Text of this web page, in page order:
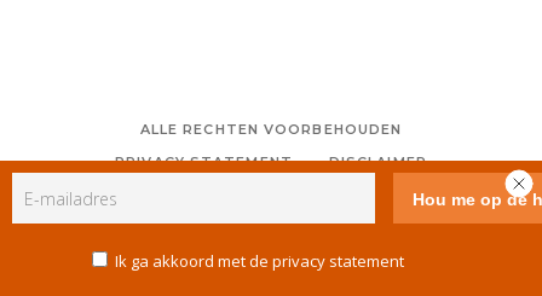
ALLE RECHTEN VOORBEHOUDEN
PRIVACY STATEMENT
DISCLAIMER
GEBRUIKERSVOORWAARDEN
COOKIE POLICY (EU)
Ik ga akkoord met de privacy statement